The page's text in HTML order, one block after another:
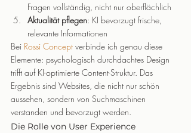
Fragen vollständig, nicht nur oberflächlich
Aktualität pflegen: KI bevorzugt frische,
relevante Informationen
Bei Rossi Concept verbinde ich genau diese
Elemente: psychologisch durchdachtes Design
trifft auf KI-optimierte Content-Struktur. Das
Ergebnis sind Websites, die nicht nur schön
aussehen, sondern von Suchmaschinen
verstanden und bevorzugt werden.
Die Rolle von User Experience